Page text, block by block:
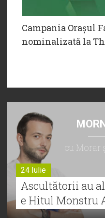
Campania Orașul
nominalizată la
cu Morar
24 Iulie
Ascultătorii au
e Hitul Monstru